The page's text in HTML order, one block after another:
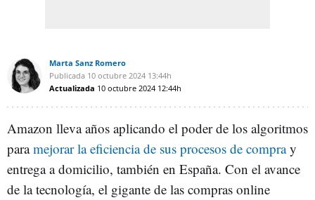
Marta Sanz Romero
Publicada 10 octubre 2024 13:44h
Actualizada 10 octubre 2024 12:44h
Amazon lleva años aplicando el poder de los algoritmos
paramejorar la eficiencia de sus procesos de compray
entrega a domicilio, también en España. Con el avance
de la tecnología, el gigante de las compras online